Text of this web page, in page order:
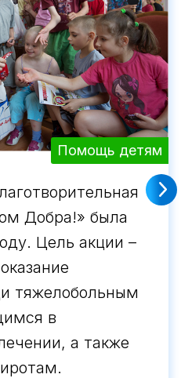
Помощь детям
Добра!» была
Цель акции –
тяжелобольным
в
а также